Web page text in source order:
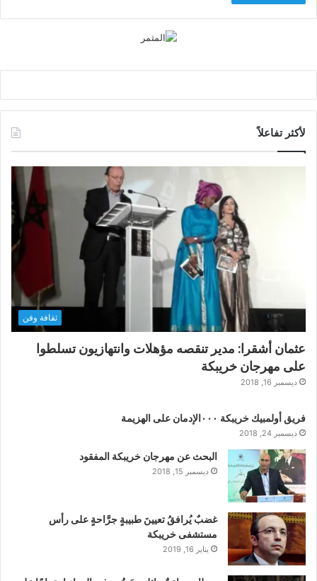
لأكثر تفاعلاً
ثقافة وفن
عثمان أشقرا: مدير تنقصه مؤهلات وانتهازيون تسلطوا
على مهرجان خريبكة
ديسمبر 16, 2018
فريق أولمبيك خريبكة ٠٠٠الإدمان على الهزيمة
ديسمبر 24, 2018
البحث عن مهرجان خريبكة المفقود
ديسمبر 15, 2018
غضبٌ يُرافقُ تعيينَ طبيبةٍ جرَّاحةٍ على رأس
مستشفى خريبكة
يناير 16, 2019